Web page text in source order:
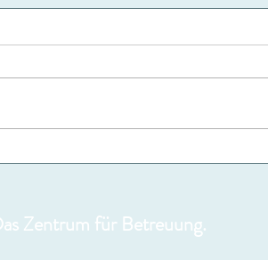
Zentrum für Betreuung.